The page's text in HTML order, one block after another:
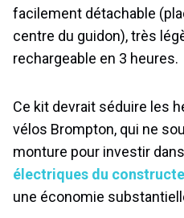
facilement détachable
centre du guidon), très
rechargeable en 3 heures.
Ce kit devrait séduire les
vélos Brompton, qui ne
monture pour investir dans
électriques du
une économie